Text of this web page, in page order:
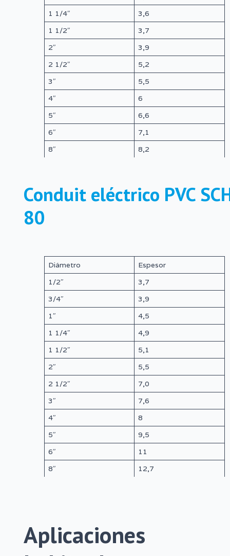
1 1/4″
3,6
1 1/2″
3,7
2″
3,9
2 1/2″
5,2
3″
5,5
4″
6
5″
6,6
6″
7,1
8″
8,2
Conduit eléctrico PVC
80
Diámetro
Espesor
1/2″
3,7
3/4″
3,9
1″
4,5
1 1/4″
4,9
1 1/2″
5,1
2″
5,5
2 1/2″
7,0
3″
7,6
4″
8
5″
9,5
6″
11
8″
12,7
Aplicaciones